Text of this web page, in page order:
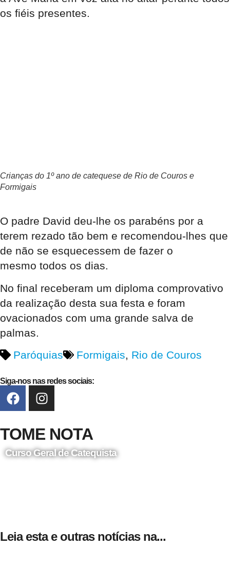
os fiéis presentes.
Crianças do 1º ano de catequese de Rio de Couros e
Formigais
O padre David deu-lhe os parabéns por a
terem rezado tão bem e recomendou-lhes que
de não se esquecessem de fazer o
mesmo todos os dias.
No final receberam um diploma comprovativo
da realização desta sua festa e foram
ovacionados com uma grande salva de
palmas.
Paróquias
Formigais, Rio de Couros
Siga-nos nas redes sociais:
TOME NOTA
Curso Geral de Catequista
Leia esta e outras notícias na...